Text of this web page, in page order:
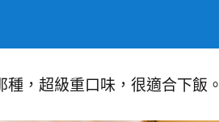
，超級重口味，很適合下飯。